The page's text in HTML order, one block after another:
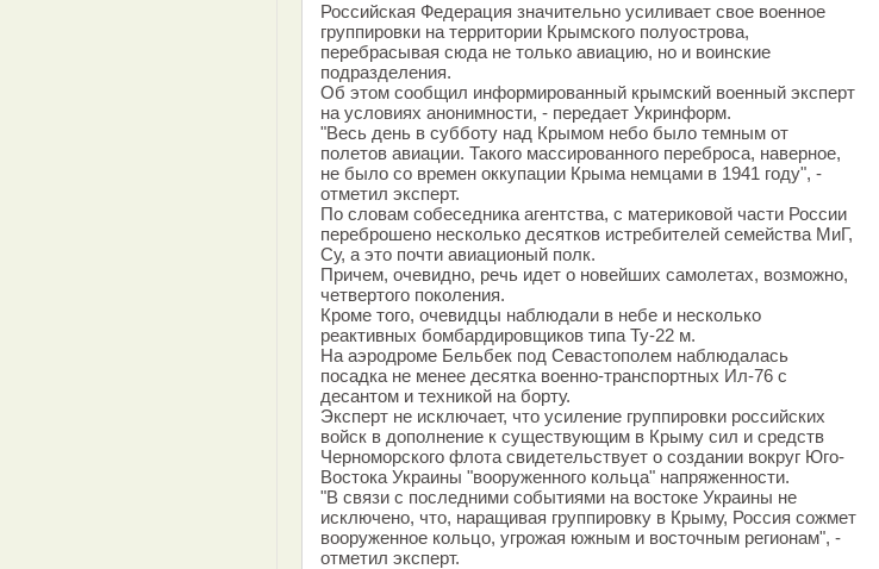
Российская Федерация значительно усиливает свое военное
группировки на территории Крымского полуострова,
перебрасывая сюда не только авиацию, но и воинские
подразделения.
Об этом сообщил информированный крымский военный эксперт
на условиях анонимности, - передает Укринформ.
"Весь день в субботу над Крымом небо было темным от
полетов авиации. Такого массированного переброса, наверное,
не было со времен оккупации Крыма немцами в 1941 году", -
отметил эксперт.
По словам собеседника агентства, с материковой части России
переброшено несколько десятков истребителей семейства МиГ,
Су, а это почти авиационый полк.
Причем, очевидно, речь идет о новейших самолетах, возможно,
четвертого поколения.
Кроме того, очевидцы наблюдали в небе и несколько
реактивных бомбардировщиков типа Ту-22 м.
На аэродроме Бельбек под Севастополем наблюдалась
посадка не менее десятка военно-транспортных Ил-76 с
десантом и техникой на борту.
Эксперт не исключает, что усиление группировки российских
войск в дополнение к существующим в Крыму сил и средств
Черноморского флота свидетельствует о создании вокруг Юго-
Востока Украины "вооруженного кольца" напряженности.
"В связи с последними событиями на востоке Украины не
исключено, что, наращивая группировку в Крыму, Россия сожмет
вооруженное кольцо, угрожая южным и восточным регионам", -
отметил эксперт.